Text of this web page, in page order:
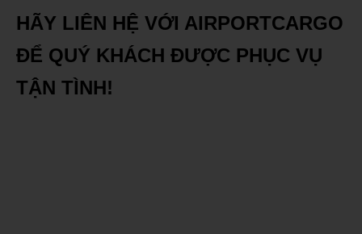
HÃY LIÊN HỆ VỚI AIRPORTCARGO
ĐỂ QUÝ KHÁCH ĐƯỢC PHỤC VỤ
TẬN TÌNH!